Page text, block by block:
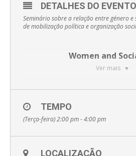
Ver mais
DETALHES DO EVENTO
Seminário sobre a relação entre género e
de mobilização política e organização
Women and
do programa ERASMUS, terão lugar
Lisboa.
Oprimeirodiscutirá o modo como a
historiografia às políticas
de estudo o contexto polaco e
TEMPO
(Terça-feira) 2:00 pm - 4:00 pm
LOCALIZAÇÃO